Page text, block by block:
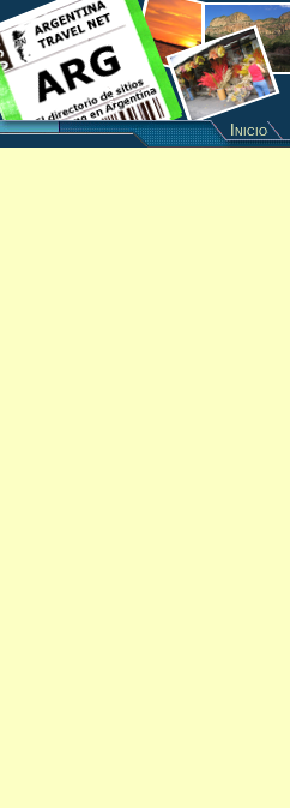
Inicio